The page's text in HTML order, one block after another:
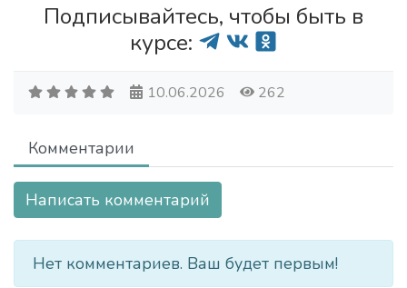
Подписывайтесь, чтобы быть в
курсе:
10.06.2026 262
Комментарии
Написать комментарий
Нет комментариев. Ваш будет первым!